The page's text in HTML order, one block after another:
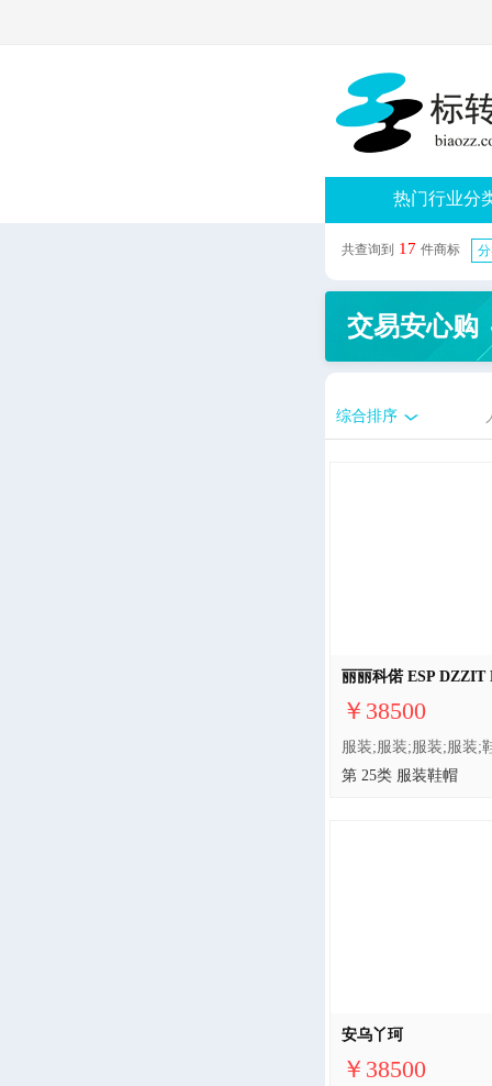
热门行业分
共查询到 17 件商标
交易安心购
综合排序
丽丽科偌 ESP DZZIT
￥38500
第 25类 服装鞋帽
安乌丫珂
￥38500